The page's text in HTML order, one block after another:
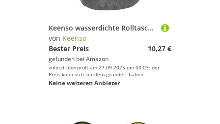
Keenso wasserdichte Rolltasche mit Großem Fassungsvermögen, wasserdichte Strandtasche, Einfache Aufbewahrung mit Stabiler Schnalle für Outdoor-Aktivitäten (70L)
von Keenso
Bester Preis
10,27 €
gefunden bei Amazon
zuletzt überprüft am 27.09.2025 um 00:03; der
Preis kann sich seitdem geändert haben.
Keine weiteren Anbieter